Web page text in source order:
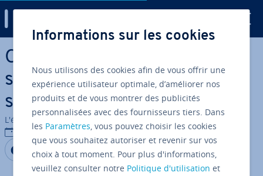
Aller au contenu principal
Outils d’IA pour les réseaux
sociaux : les meil­leures
solutions
L'équipe édi­to­riale IONOS
25/06/2025
Partager sur Facebook
Partager sur Twitter
Partager sur LinkedIn
Informations sur les cookies
Nous utilisons des cookies afin de vous offrir une
expérience utilisateur optimale, d’améliorer nos
produits et de vous montrer des publicités
personnalisées avec des fournisseurs tiers. Dans
les Paramètres, vous pouvez choisir les cookies
que vous souhaitez autoriser et revenir sur vos
choix à tout moment. Pour plus d'informations,
veuillez consulter notre Politique d'utilisation et